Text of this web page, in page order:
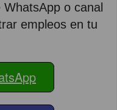
o canal
empleos en tu